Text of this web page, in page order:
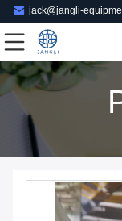
jack@jangli-